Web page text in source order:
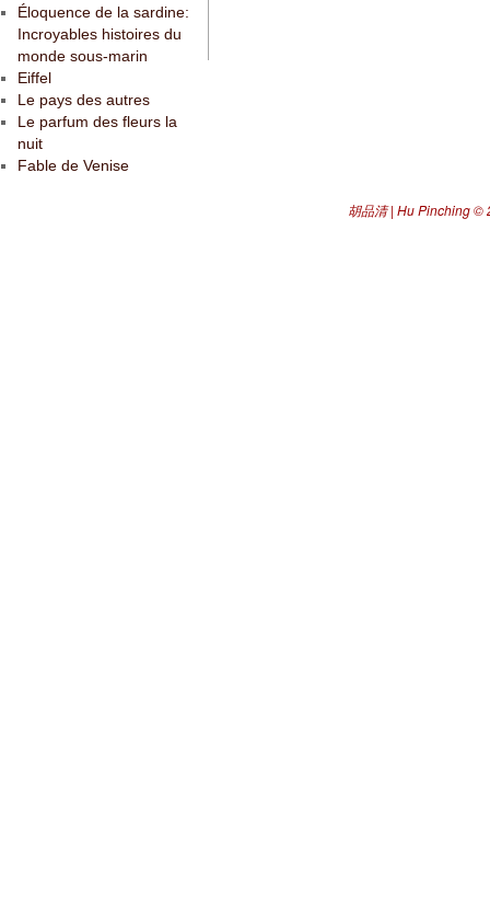
Éloquence de la sardine:
Incroyables histoires du
monde sous-marin
Eiffel
Le pays des autres
Le parfum des fleurs la
nuit
Fable de Venise
胡品清 | Hu Pinching©